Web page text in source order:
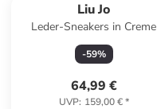
Liu Jo
Leder-Sneakers in Creme
-59%
64,99 €
UVP: 159,00 €*